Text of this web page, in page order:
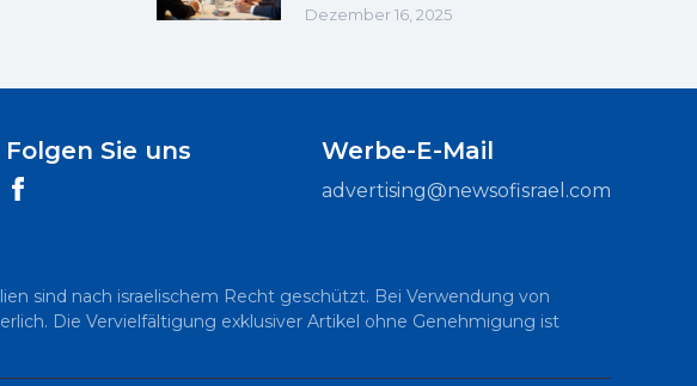
Dezember 16, 2025
Folgen Sie uns Werbe-E-Mail
advertising@newsofisrael.com
sind nach israelischem Recht geschützt. Bei Verwendung von
Die Vervielfältigung exklusiver Artikel ohne Genehmigung ist